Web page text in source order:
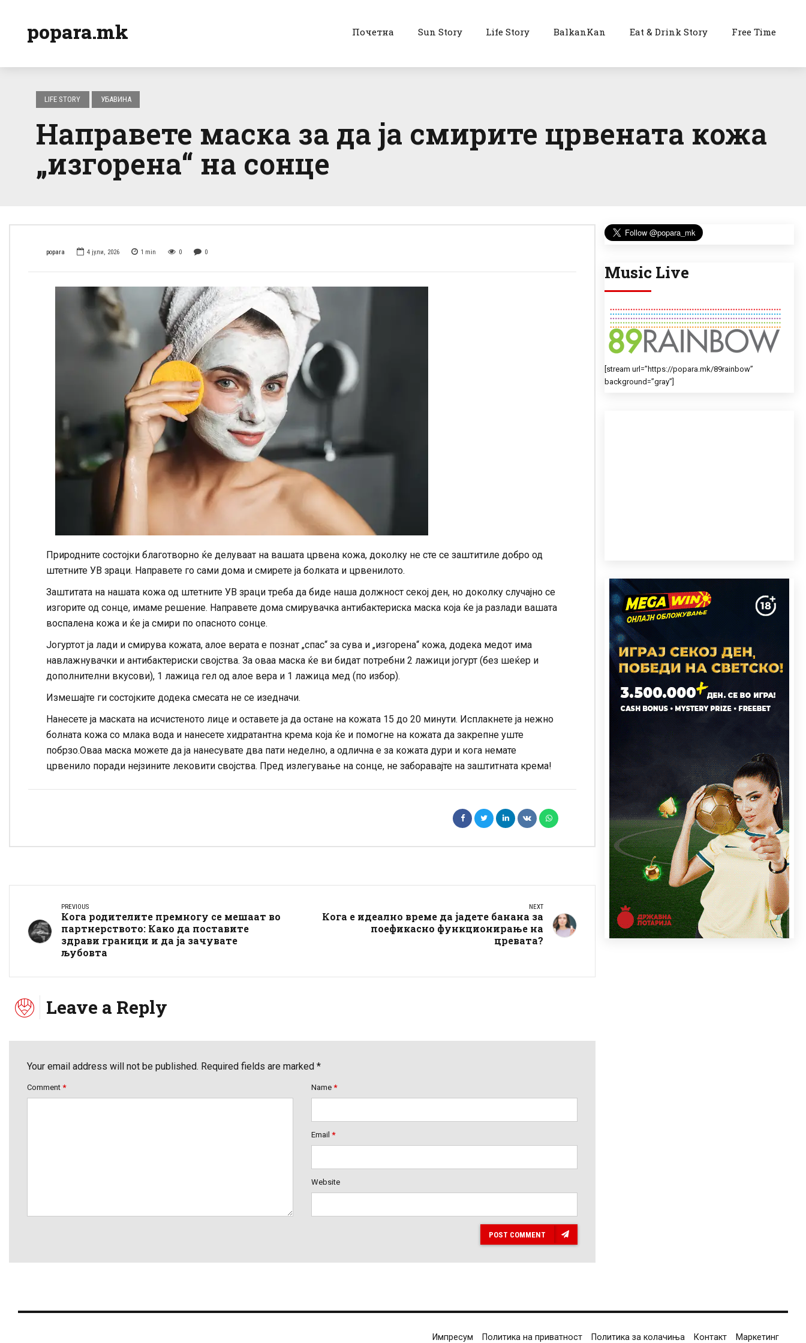
popara.mk Почетна Sun Story Life Story BalkanKan Eat & Drink Story Free Time
LIFE STORY УБАВИНА
Направете маска за да ја смирите црвената кожа
„изгорена“ на сонце
popara 4 јули, 2026 1 min 0 0
Природните состојки благотворно ќе делуваат на вашата црвена кожа, доколку не сте се заштитиле добро од
штетните УВ зраци. Направете го сами дома и смирете ја болката и црвенилото.
Заштитата на нашата кожа од штетните УВ зраци треба да биде наша должност секој ден, но доколку случајно се
изгорите од сонце, имаме решение. Направете дома смирувачка антибактериска маска која ќе ја разлади вашата
воспалена кожа и ќе ја смири по опасното сонце.
Јогуртот ја лади и смирува кожата, алое верата е познат „спас“ за сува и „изгорена“ кожа, додека медот има
навлажнувачки и антибактериски својства. За оваа маска ќе ви бидат потребни 2 лажици јогурт (без шеќер и
дополнителни вкусови), 1 лажица гел од алое вера и 1 лажица мед (по избор).
Измешајте ги состојките додека смесата не се изедначи.
Нанесете ја маската на исчистеното лице и оставете ја да остане на кожата 15 до 20 минути. Исплакнете ја нежно
болната кожа со млака вода и нанесете хидратантна крема која ќе и помогне на кожата да закрепне уште
побрзо.Оваа маска можете да ја нанесувате два пати неделно, а одлична е за кожата дури и кога немате
црвенило поради нејзините лековити својства. Пред излегување на сонце, не заборавајте на заштитната крема!
PREVIOUS
Кога родителите премногу се мешаат во
партнерството: Како да поставите
здрави граници и да ја зачувате
љубовта
NEXT
Кога е идеално време да јадете банана за
поефикасно функционирање на
цревата?
Leave a Reply
Your email address will not be published. Required fields are marked *
Comment * Name *
Email *
Website
POST COMMENT
Music Live
[stream url=”https://popara.mk/89rainbow”
background=”gray”]
Импресум Политика на приватност Политика за колачиња Контакт Маркетинг